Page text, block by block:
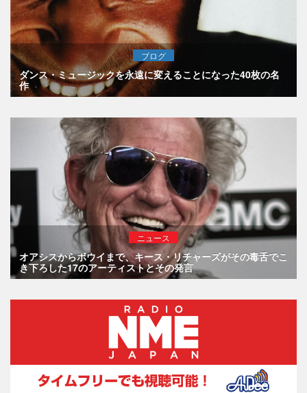
ブログ
ダンス・ミュージックを永遠に変えることになった40枚の名
作
ニュース
オアシスからボウイまで、キース・リチャーズがその毒舌でこ
き下ろした17のアーティストとその発言